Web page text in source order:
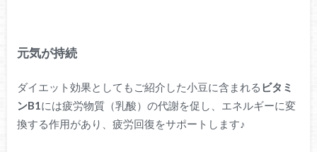
元気が持続
ダイエット効果としてもご紹介した小豆に含まれる ビタミ
ンB1には疲労物質（乳酸）の代謝を促し、エネルギーに変
換する作用があり、疲労回復をサポートします♪